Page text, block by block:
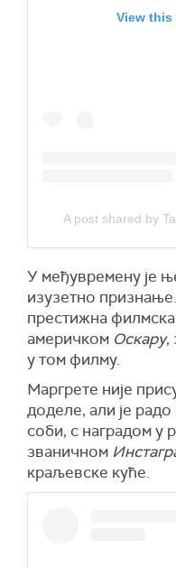
View this
A post shared by
У међувремену је
изузетно
престижна
америчком Оскару,
у том филму.
Маргрете није
доделе, али је радо
соби, с наградом у
званичном
краљевске куће.